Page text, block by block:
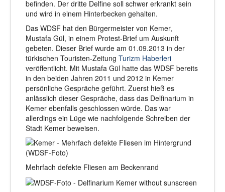
befinden. Der dritte Delfine soll schwer erkrankt sein
und wird in einem Hinterbecken gehalten.
Das WDSF hat den Bürgermeister von Kemer,
Mustafa Gül, in einem Protest-Brief um Auskunft
gebeten. Dieser Brief wurde am 01.09.2013 in der
türkischen Touristen-Zeitung Turizm Haberleri
veröffentlicht. Mit Mustafa Gül hatte das WDSF bereits
in den beiden Jahren 2011 und 2012 in Kemer
persönliche Gespräche geführt. Zuerst hieß es
anlässlich dieser Gespräche, dass das Delfinarium in
Kemer ebenfalls geschlossen würde. Das war
allerdings ein Lüge wie nachfolgende Schreiben der
Stadt Kemer beweisen.
Mehrfach defekte Fliesen am Beckenrand